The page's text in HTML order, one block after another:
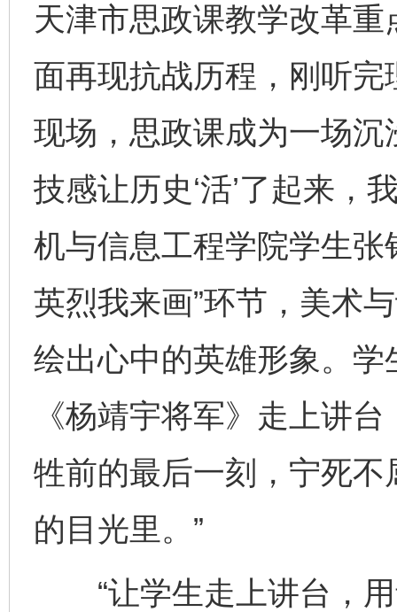
天津市思政课教学改革
面再现抗战历程，刚听完
现场，思政课成为一场沉
技感让历史‘活’了起来，
机与信息工程学院学生张
英烈我来画”环节，美术
绘出心中的英雄形象。
《杨靖宇将军》走上讲
牲前的最后一刻，宁死
的目光里。”
“让学生走上讲台，用